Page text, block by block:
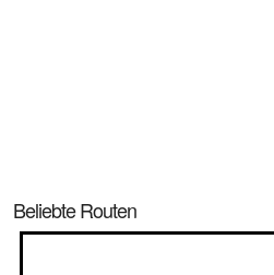
Beliebte Routen